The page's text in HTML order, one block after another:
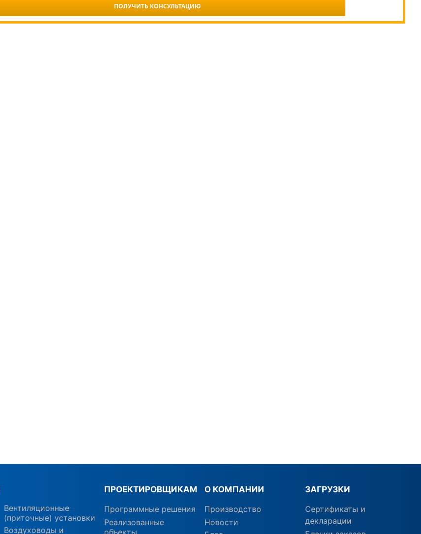
ПОЛУЧИТЬ КОНСУЛЬТАЦИЮ
Вентиляционные
(приточные) установки
Воздуховоды и
ПРОЕКТИРОВЩИКАМ
Программные решения
Реализованные
объекты
О КОМПАНИИ
Производство
Новости
ЗАГРУЗКИ
Сертификаты и
декларации